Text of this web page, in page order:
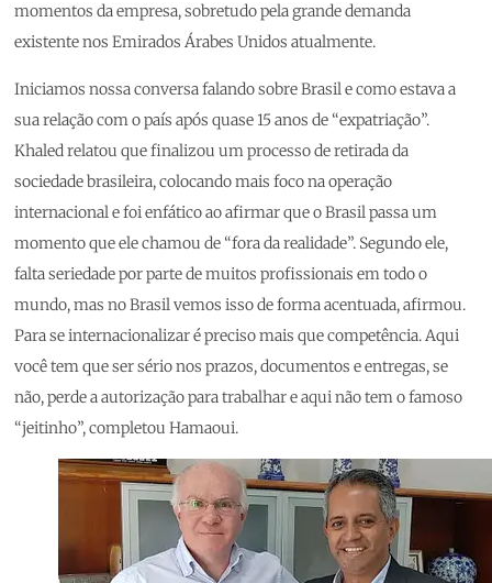
momentos da empresa, sobretudo pela grande demanda
existente nos Emirados Árabes Unidos atualmente.
Iniciamos nossa conversa falando sobre Brasil e como estava a
sua relação com o país após quase 15 anos de “expatriação”.
Khaled relatou que finalizou um processo de retirada da
sociedade brasileira, colocando mais foco na operação
internacional e foi enfático ao afirmar que o Brasil passa um
momento que ele chamou de “fora da realidade”. Segundo ele,
falta seriedade por parte de muitos profissionais em todo o
mundo, mas no Brasil vemos isso de forma acentuada, afirmou.
Para se internacionalizar é preciso mais que competência. Aqui
você tem que ser sério nos prazos, documentos e entregas, se
não, perde a autorização para trabalhar e aqui não tem o famoso
“jeitinho”, completou Hamaoui.